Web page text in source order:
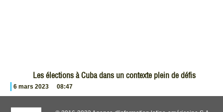
Les élections à Cuba dans un contexte plein de défis
6 mars 2023 08:47